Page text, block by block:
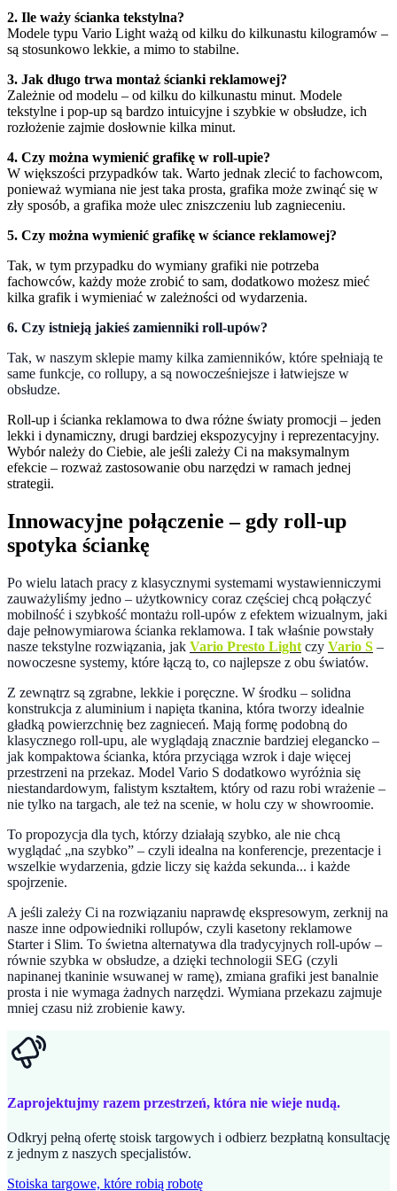
2. Ile waży ścianka tekstylna?
Modele typu Vario Light ważą od kilku do kilkunastu kilogramów –
są stosunkowo lekkie, a mimo to stabilne.
3. Jak długo trwa montaż ścianki reklamowej?
Zależnie od modelu – od kilku do kilkunastu minut. Modele
tekstylne i pop-up są bardzo intuicyjne i szybkie w obsłudze, ich
rozłożenie zajmie dosłownie kilka minut.
4. Czy można wymienić grafikę w roll-upie?
W większości przypadków tak. Warto jednak zlecić to fachowcom,
ponieważ wymiana nie jest taka prosta, grafika może zwinąć się w
zły sposób, a grafika może ulec zniszczeniu lub zagnieceniu.
5. Czy można wymienić grafikę w ściance reklamowej?
Tak, w tym przypadku do wymiany grafiki nie potrzeba
fachowców, każdy może zrobić to sam, dodatkowo możesz mieć
kilka grafik i wymieniać w zależności od wydarzenia.
6. Czy istnieją jakieś zamienniki roll-upów?
Tak, w naszym sklepie mamy kilka zamienników, które spełniają te
same funkcje, co rollupy, a są nowocześniejsze i łatwiejsze w
obsłudze.
Roll-up i ścianka reklamowa to dwa różne światy promocji – jeden
lekki i dynamiczny, drugi bardziej ekspozycyjny i reprezentacyjny.
Wybór należy do Ciebie, ale jeśli zależy Ci na maksymalnym
efekcie – rozważ zastosowanie obu narzędzi w ramach jednej
strategii.
Innowacyjne połączenie – gdy roll-up
spotyka ściankę
Po wielu latach pracy z klasycznymi systemami wystawienniczymi
zauważyliśmy jedno – użytkownicy coraz częściej chcą połączyć
mobilność i szybkość montażu roll-upów z efektem wizualnym, jaki
daje pełnowymiarowa ścianka reklamowa. I tak właśnie powstały
nasze tekstylne rozwiązania, jak Vario Presto Light czy Vario S –
nowoczesne systemy, które łączą to, co najlepsze z obu światów.
Z zewnątrz są zgrabne, lekkie i poręczne. W środku – solidna
konstrukcja z aluminium i napięta tkanina, która tworzy idealnie
gładką powierzchnię bez zagnieceń. Mają formę podobną do
klasycznego roll-upu, ale wyglądają znacznie bardziej elegancko –
jak kompaktowa ścianka, która przyciąga wzrok i daje więcej
przestrzeni na przekaz. Model Vario S dodatkowo wyróżnia się
niestandardowym, falistym kształtem, który od razu robi wrażenie –
nie tylko na targach, ale też na scenie, w holu czy w showroomie.
To propozycja dla tych, którzy działają szybko, ale nie chcą
wyglądać „na szybko” – czyli idealna na konferencje, prezentacje i
wszelkie wydarzenia, gdzie liczy się każda sekunda... i każde
spojrzenie.
A jeśli zależy Ci na rozwiązaniu naprawdę ekspresowym, zerknij na
nasze inne odpowiedniki rollupów, czyli kasetony reklamowe
Starter i Slim. To świetna alternatywa dla tradycyjnych roll-upów –
równie szybka w obsłudze, a dzięki technologii SEG (czyli
napinanej tkaninie wsuwanej w ramę), zmiana grafiki jest banalnie
prosta i nie wymaga żadnych narzędzi. Wymiana przekazu zajmuje
mniej czasu niż zrobienie kawy.
Zaprojektujmy razem przestrzeń, która nie wieje nudą.
Odkryj pełną ofertę stoisk targowych i odbierz bezpłatną konsultację
z jednym z naszych specjalistów.
Stoiska targowe, które robią robotę